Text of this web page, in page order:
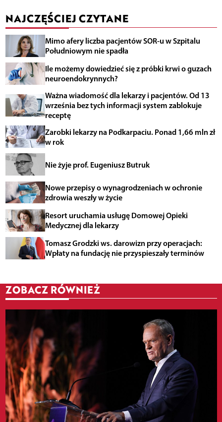
NAJCZĘŚCIEJ CZYTANE
Mimo afery liczba pacjentów SOR-u w Szpitalu
Południowym nie spadła
Ile możemy dowiedzieć się z próbki krwi o guzach
neuroendokrynnych?
Ważna wiadomość dla lekarzy i pacjentów. Od 13
września bez tych informacji system zablokuje
receptę
Zarobki lekarzy na Podkarpaciu. Ponad 1,66 mln zł
w rok
Nie żyje prof. Eugeniusz Butruk
Nowe przepisy o wynagrodzeniach w ochronie
zdrowia weszły w życie
Resort uruchamia usługę Domowej Opieki
Medycznej dla lekarzy
Tomasz Grodzki ws. darowizn przy operacjach:
Wpłaty na fundację nie przyspieszały terminów
ZOBACZ RÓWNIEŻ